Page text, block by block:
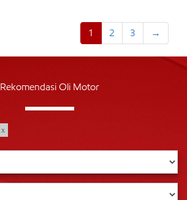
1 2 3 →
Rekomendasi Oli Motor
x